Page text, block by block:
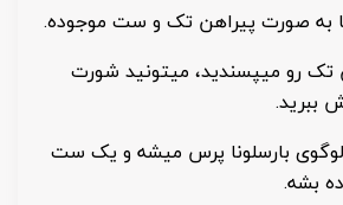
به صورت پیراهن تک و ست موجوده.
تک رو میپسندید، میتونید شورت
ببرید.
بارسلونا پرس میشه و یک ست
بشه.